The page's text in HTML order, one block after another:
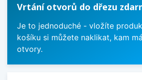
Vrtání otvorů do dřezu
Je to jednoduché - vložíte
košíku si můžete naklikat, kam
otvory.